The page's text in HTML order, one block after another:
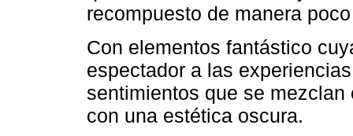
recompuesto de manera
Con elementos fantástico
espectador a las
sentimientos que se
con una estética oscura.